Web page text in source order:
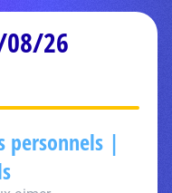
26
personnels |